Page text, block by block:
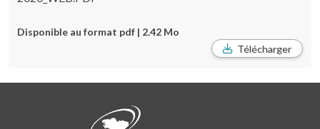
Disponible au format pdf | 2.42 Mo
Télécharger